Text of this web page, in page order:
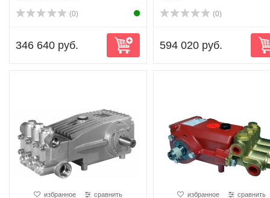
(0)
346 640 руб.
(0)
594 020 руб.
избранное сравнить избранное сравнить